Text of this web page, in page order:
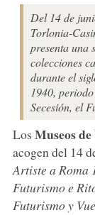
Del 14 de
Torlonia-
presenta una
colecciones
durante el
1940,
Secesión, el
Los Museos
acogen del 14
Artiste a Roma
Futurismo e
Futurismo y